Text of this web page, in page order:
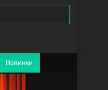
Новинки